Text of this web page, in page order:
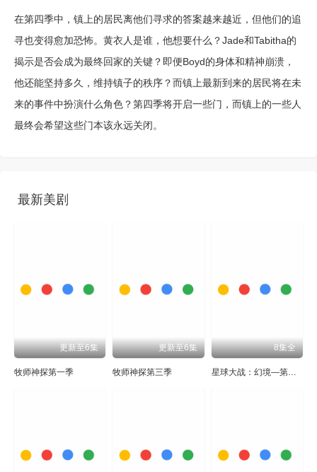
在第四季中，镇上的居民离他们寻求的答案越来越近，但他们的追
寻也变得愈加恐怖。黄衣人是谁，他想要什么？Jade和Tabitha的
揭示是否会成为最终回家的关键？即便Boyd的身体和精神崩溃，
他还能坚持多久，维持镇子的秩序？而镇上最新到来的居民将在未
来的事件中扮演什么角色？第四季将开启一些门，而镇上的一些人
最终会希望这些门本该永远关闭。
最新美剧
更新至6集
牧师神探第一季
更新至6集
牧师神探第三季
8集全
星球大战：幻境—第九个绝地武士